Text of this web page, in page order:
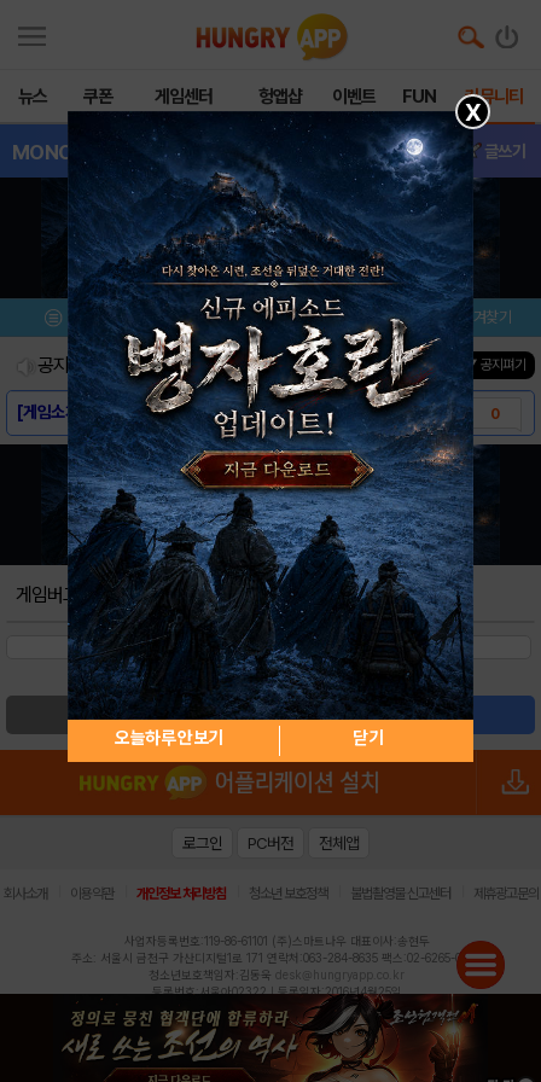
뉴스 쿠폰 게임센터 헝앱샵 이벤트 FUN 커뮤니티
MONOPOLYGO - 게임버그 글쓰기
메뉴 이벤트/미션 설치/평가 즐겨찾기
공지사항 진행중인 이벤트0건 ▼ 공지펴기
[게임소개] - MONOPOLY GO! 0
[스크린샷] - MONOPOLY GO!
게임버그
검색 글쓰기
X
오늘하루 안보기 닫기
로그인 PC버전 전체앱
회사소개 이용약관 개인정보 처리방침 청소년 보호정책 불법촬영물 신고센터 제휴광고문의
사업자등록번호:119-86-61101 (주)스마트나우 대표이사:송현두
주소: 서울시 금천구 가산디지털1로 171 연락처:063-284-8635 팩스:02-6265-0377
청소년보호책임자:김동욱 desk@hungryapp.co.kr
등록번호:서울아02322 | 등록일자:2016년4월25일
발행인:(주)스마트나우 송현두 | 편집인:김동욱
헝그리앱의 콘텐츠 및 기사는 저작권법의 보호를 받으므로, 무단 전재, 복사, 배포 등을 금합니다.
Copyright (c) HungryApp All Rights Reserved.